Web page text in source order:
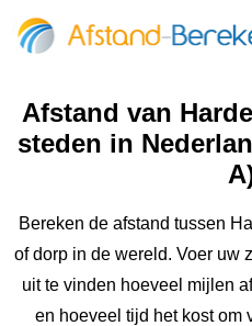
Afstand van
steden in
Bereken de afstand tussen
of dorp in de wereld. Voer uw
uit te vinden hoeveel mijlen
en hoeveel tijd het kost om